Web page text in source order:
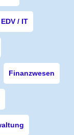
EDV / IT
Finanzwesen